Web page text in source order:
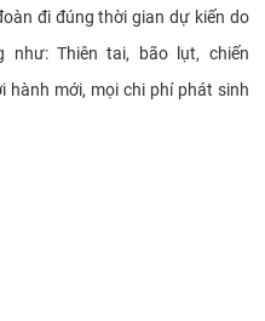
đi đúng thời gian dự kiến do
như: Thiên tai, bão lụt, chiến
hành mới, mọi chi phí phát sinh